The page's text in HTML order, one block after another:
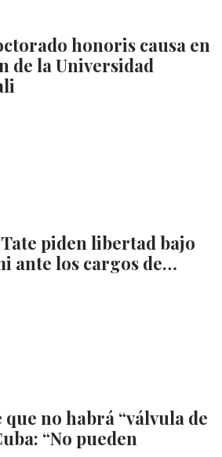
honoris causa en
de la Universidad
piden libertad bajo
ante los cargos de…
no habrá “válvula de
“No pueden